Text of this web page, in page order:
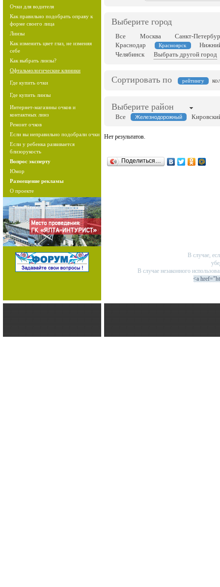
Очки для водителя
Как правильно подобрать оправу к
форме своего лица
Линзы
Как изменить цвет глаз, не изменяя
себе
Как выбрать линзы?
Офтальмологические клиники
Где купить очки
Где купить линзы
Интернет-магазины очков и
контактных линз
Ремонт очков
Если вы неправильно подобрали очки
Если у ребенка развивается
близорукость
Вопрос эксперту
Юмор
Размещение рекламы
О проекте
Выберите город
Все Москва
Санкт-
Краснодар
Красноярск
Челябинск
Выбрать другой город
Сортировать по рейтингу
Выберите район
Все Железнодорожный
Нет результатов.
Поделиться…
В случае,
В случае незаконного
<a